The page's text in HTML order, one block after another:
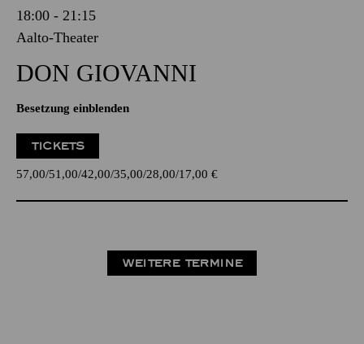
18:00 - 21:15
Aalto-Theater
DON GIO­VANNI
Besetzung einblenden
TICKETS
57,00 51,00 42,00 35,00 28,00 17,00 €
WEITERE TERMINE